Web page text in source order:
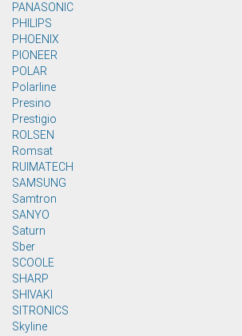
PANASONIC
PHILIPS
PHOENIX
PIONEER
POLAR
Polarline
Presino
Prestigio
ROLSEN
Romsat
RUIMATECH
SAMSUNG
Samtron
SANYO
Saturn
Sber
SCOOLE
SHARP
SHIVAKI
SITRONICS
Skyline